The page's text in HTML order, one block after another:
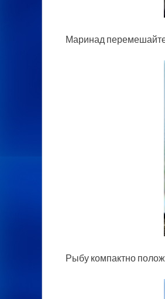
Маринад
Рыбу компактно